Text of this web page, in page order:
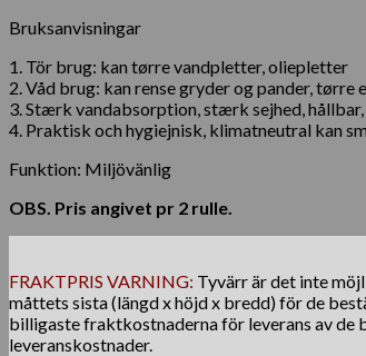
Bruksanvisningar
1. Tör brug: kan tørre vandpletter, oliepletter
2. Våd brug: kan rense gryder og pander, tørre
3. Stærk vandabsorption, stærk sejhed,
4. Praktisk och hygiejnisk, klimatneutral kan
Funktion: Miljövänlig
OBS. Pris angivet pr 2 rulle.
FRAKTPRIS VARNING: Tyvärr är det inte
måttets sista (längd x höjd x bredd) för de
billigaste fraktkostnaderna för leverans av
leveranskostnader.